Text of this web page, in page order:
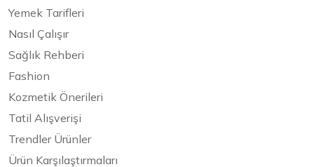
Yemek Tarifleri
Nasıl Çalışır
Sağlık Rehberi
Fashion
Kozmetik Önerileri
Tatil Alışverişi
Trendler Ürünler
Ürün Karşılaştırmaları